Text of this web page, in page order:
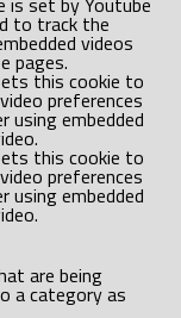
to track the
videos
pages.
this cookie to
preferences
using embedded
this cookie to
preferences
using embedded
are being
a category as